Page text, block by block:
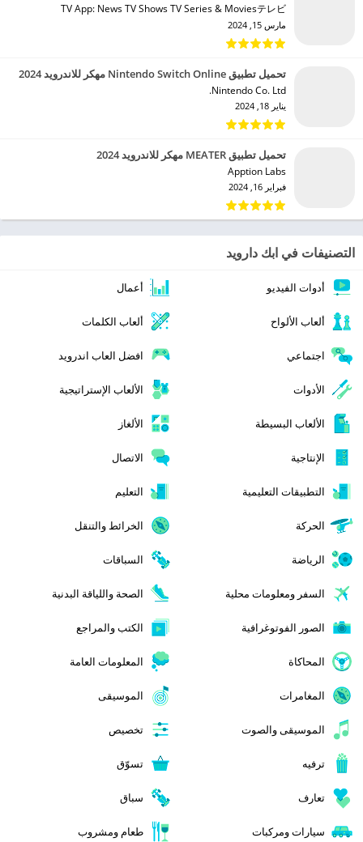
TV App: News TV Shows TV Series & Moviesテレビ‏
مارس 15, 2024
تحميل تطبيق Nintendo Switch Online مهكر للاندرويد 2024
Nintendo Co. Ltd.‏
يناير 18, 2024
تحميل تطبيق MEATER مهكر للاندرويد 2024
Apption Labs‏
فبراير 16, 2024
التصنيفات في ابك دارويد
أدوات الفيديو أعمال
ألعاب الألواح ألعاب الكلمات
اجتماعي افضل العاب اندرويد
الأدوات الألعاب الإستراتيجية
الألعاب البسيطة الألغاز
الإنتاجية الاتصال
التطبيقات التعليمية التعليم
الحركة الخرائط والتنقل
الرياضة السباقات
السفر ومعلومات محلية الصحة واللياقة البدنية
الصور الفوتوغرافية الكتب والمراجع
المحاكاة المعلومات العامة
المغامرات الموسيقى
الموسيقى والصوت تخصيص
ترفيه تسوّق
تعارف سباق
سيارات ومركبات طعام ومشروب